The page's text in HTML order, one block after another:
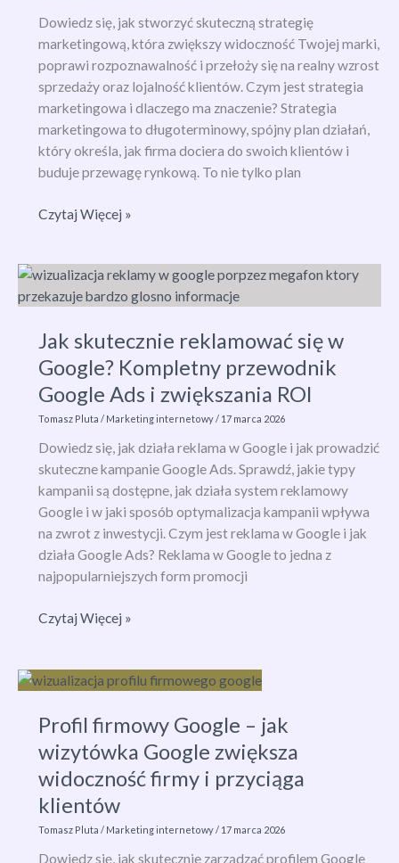
Dowiedz się, jak stworzyć skuteczną strategię
marketingową, która zwiększy widoczność Twojej marki,
poprawi rozpoznawalność i przełoży się na realny wzrost
sprzedaży oraz lojalność klientów. Czym jest strategia
marketingowa i dlaczego ma znaczenie? Strategia
marketingowa to długoterminowy, spójny plan działań,
który określa, jak firma dociera do swoich klientów i
buduje przewagę rynkową. To nie tylko plan
Strategia
jak
ją
krok
po
kroku
i
osiągnąć
realne
wyniki
Czytaj Więcej »
Jak skutecznie reklamować się w
Google? Kompletny przewodnik
Google Ads i zwiększania ROI
Tomasz Pluta/ Marketing internetowy/ 17 marca 2026
Dowiedz się, jak działa reklama w Google i jak prowadzić
skuteczne kampanie Google Ads. Sprawdź, jakie typy
kampanii są dostępne, jak działa system reklamowy
Google i w jaki sposób optymalizacja kampanii wpływa
na zwrot z inwestycji. Czym jest reklama w Google i jak
działa Google Ads? Reklama w Google to jedna z
najpopularniejszych form promocji
Jak
się
Google?
Kompletny
przewodnik
Google
Ads
i
zwiększania
Czytaj Więcej »
Profil firmowy Google – jak
wizytówka Google zwiększa
widoczność firmy i przyciąga
klientów
Tomasz Pluta / Marketing internetowy / 17 marca 2026
Dowiedz się, jak skutecznie zarządzać profilem Google